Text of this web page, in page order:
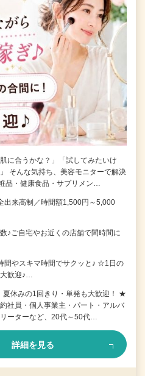
に合うかな？」「試してみたいけ
そんな気持ち、美容モニターで解決
品・健康食品・サプリメン…
出来高制／時間額1,500円～5,000
ご自宅やお近くの店舗で間時間に
間やスキマ時間でサクッと♪ ☆1日の
歓迎♪…
夏休みの1回きり・単発も大歓迎！ ★
社員・個人事業主・パート・アルバ
ーターなど、20代～50代…
詳細を見る